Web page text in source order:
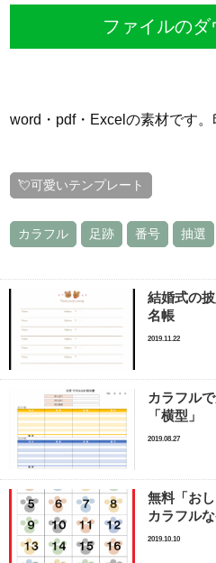
ファイルのダ
word・pdf・Excelの素材です
💘可愛いテンプレート
カラフル 足跡 番号 抽選
結婚式の
名帳
2019.11.22
カラフル
「横型」
2019.08.27
無料「お
カラフル
2019.10.10